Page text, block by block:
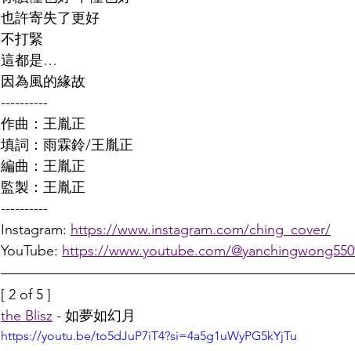
也許寄失了更好
不打緊
這都是…
因為風的緣故
----------
作曲：王胤正
填詞：雨霖鈴/王胤正
編曲：王胤正
監製：王胤正
----------
Instagram: https://www.instagram.com/ching_cover/
YouTube: https://www.youtube.com/
[ 2 of 5 ]
the Blisz - 如夢如幻月
https://youtu.be/to5dJuP7iT4?si=4a5g1uWyPG5kYjTu